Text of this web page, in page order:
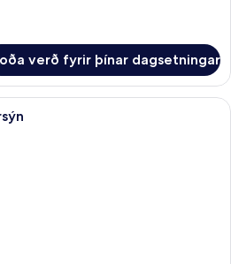
verð fyrir þínar dagsetningar
Deluxe-herbergi - borgarsýn |